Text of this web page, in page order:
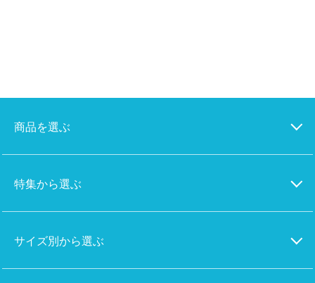
商品を選ぶ
特集から選ぶ
サイズ別から選ぶ